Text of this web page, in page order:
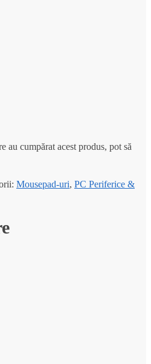
au cumpărat acest produs, pot să
Mousepad-uri, PC Periferice &